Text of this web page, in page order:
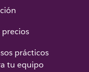
prácticos
tu equipo